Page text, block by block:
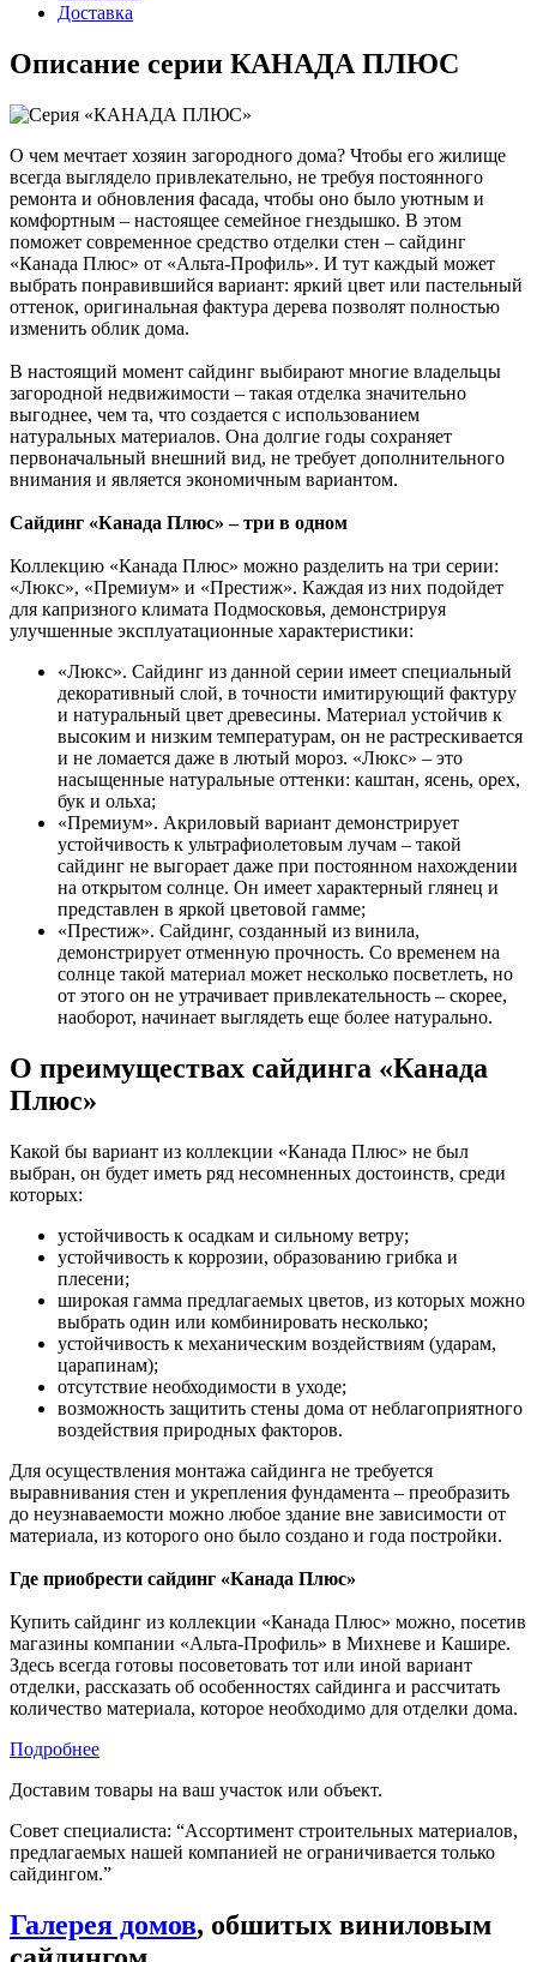
Доставка
Описание серии КАНАДА ПЛЮС
О чем мечтает хозяин загородного дома? Чтобы его жилище
всегда выглядело привлекательно, не требуя постоянного
ремонта и обновления фасада, чтобы оно было уютным и
комфортным – настоящее семейное гнездышко. В этом
поможет современное средство отделки стен – сайдинг
«Канада Плюс» от «Альта-Профиль». И тут каждый может
выбрать понравившийся вариант: яркий цвет или пастельный
оттенок, оригинальная фактура дерева позволят полностью
изменить облик дома.
В настоящий момент сайдинг выбирают многие владельцы
загородной недвижимости – такая отделка значительно
выгоднее, чем та, что создается с использованием
натуральных материалов. Она долгие годы сохраняет
первоначальный внешний вид, не требует дополнительного
внимания и является экономичным вариантом.
Сайдинг «Канада Плюс» – три в одном
Коллекцию «Канада Плюс» можно разделить на три серии:
«Люкс», «Премиум» и «Престиж». Каждая из них подойдет
для капризного климата Подмосковья, демонстрируя
улучшенные эксплуатационные характеристики:
«Люкс». Сайдинг из данной серии имеет специальный
декоративный слой, в точности имитирующий фактуру
и натуральный цвет древесины. Материал устойчив к
высоким и низким температурам, он не растрескивается
и не ломается даже в лютый мороз. «Люкс» – это
насыщенные натуральные оттенки: каштан, ясень, орех,
бук и ольха;
«Премиум». Акриловый вариант демонстрирует
устойчивость к ультрафиолетовым лучам – такой
сайдинг не выгорает даже при постоянном нахождении
на открытом солнце. Он имеет характерный глянец и
представлен в яркой цветовой гамме;
«Престиж». Сайдинг, созданный из винила,
демонстрирует отменную прочность. Со временем на
солнце такой материал может несколько посветлеть, но
от этого он не утрачивает привлекательность – скорее,
наоборот, начинает выглядеть еще более натурально.
О преимуществах сайдинга «Канада
Плюс»
Какой бы вариант из коллекции «Канада Плюс» не был
выбран, он будет иметь ряд несомненных достоинств, среди
которых:
устойчивость к осадкам и сильному ветру;
устойчивость к коррозии, образованию грибка и
плесени;
широкая гамма предлагаемых цветов, из которых можно
выбрать один или комбинировать несколько;
устойчивость к механическим воздействиям (ударам,
царапинам);
отсутствие необходимости в уходе;
возможность защитить стены дома от неблагоприятного
воздействия природных факторов.
Для осуществления монтажа сайдинга не требуется
выравнивания стен и укрепления фундамента – преобразить
до неузнаваемости можно любое здание вне зависимости от
материала, из которого оно было создано и года постройки.
Где приобрести сайдинг «Канада Плюс»
Купить сайдинг из коллекции «Канада Плюс» можно, посетив
магазины компании «Альта-Профиль» в Михневе и Кашире.
Здесь всегда готовы посоветовать тот или иной вариант
отделки, рассказать об особенностях сайдинга и рассчитать
количество материала, которое необходимо для отделки дома.
Подробнее
Доставим товары на ваш участок или объект.
Совет специалиста: “Ассортимент строительных материалов,
предлагаемых нашей компанией не ограничивается только
сайдингом.”
Галерея домов, обшитых виниловым